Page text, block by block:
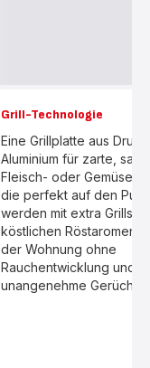
Grill-Technologie
Eine Grillplatte aus
Aluminium für zarte,
Fleisch- oder
die perfekt auf den
werden mit extra
köstlichen Röstaromen.
der Wohnung ohne
Rauchentwicklung und
unangenehme Gerüche.